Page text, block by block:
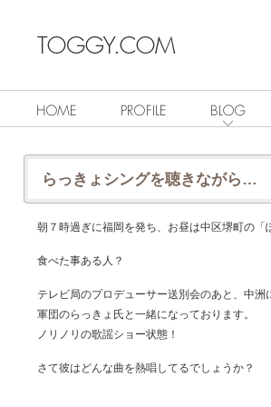
らっきょシングを聴きながら…
朝７時過ぎに福岡を発ち、お昼は中区堺町の「
食べた事ある人？
テレビ局のプロデューサー送別会のあと、中
軍団のらっきょ氏と一緒になっております。
ノリノリの歌謡ショー状態！
さて彼はどんな曲を熱唱してるでしょうか？